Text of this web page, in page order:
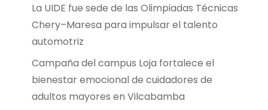
La UIDE fue sede de las Olimpiadas Técnicas
Chery–Maresa para impulsar el talento
automotriz
Campaña del campus Loja fortalece el
bienestar emocional de cuidadores de
adultos mayores en Vilcabamba